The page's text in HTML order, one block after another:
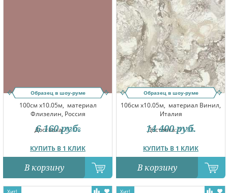
Образец в шоу-руме
100см x10.05м, материал
Флизелин, Россия
Доставка:13.08
КУПИТЬ В 1 КЛИК
6 160 руб.
В корзину
Образец в шоу-руме
106см x10.05м, материал Винил,
Италия
Доставка:11.08
КУПИТЬ В 1 КЛИК
14 400 руб.
В корзину